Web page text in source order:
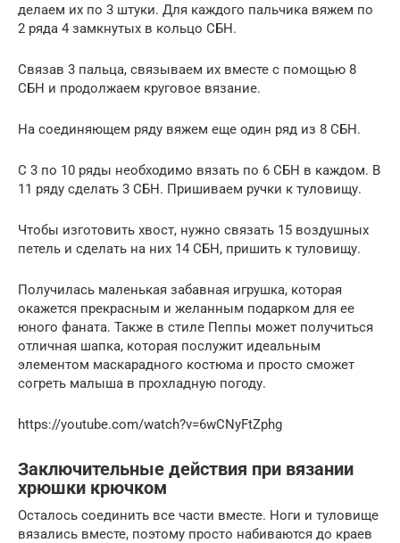
делаем их по 3 штуки. Для каждого пальчика вяжем по
2 ряда 4 замкнутых в кольцо СБН.
Связав 3 пальца, связываем их вместе с помощью 8
СБН и продолжаем круговое вязание.
На соединяющем ряду вяжем еще один ряд из 8 СБН.
С 3 по 10 ряды необходимо вязать по 6 СБН в каждом. В
11 ряду сделать 3 СБН. Пришиваем ручки к туловищу.
Чтобы изготовить хвост, нужно связать 15 воздушных
петель и сделать на них 14 СБН, пришить к туловищу.
Получилась маленькая забавная игрушка, которая
окажется прекрасным и желанным подарком для ее
юного фаната. Также в стиле Пеппы может получиться
отличная шапка, которая послужит идеальным
элементом маскарадного костюма и просто сможет
согреть малыша в прохладную погоду.
https://youtube.com/watch?v=6wCNyFtZphg
Заключительные действия при вязании
хрюшки крючком
Осталось соединить все части вместе. Ноги и туловище
вязались вместе, поэтому просто набиваются до краев